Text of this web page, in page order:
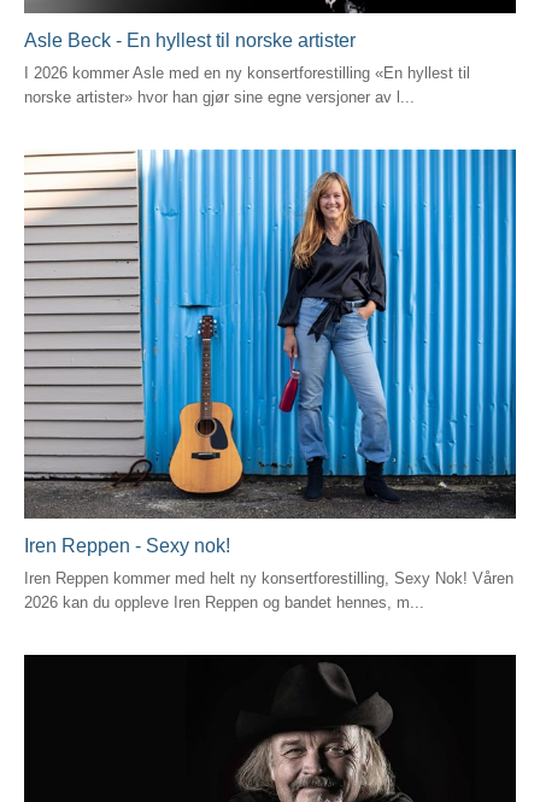
Asle Beck - En hyllest til norske artister
I 2026 kommer Asle med en ny konsertforestilling «En hyllest til
norske artister» hvor han gjør sine egne versjoner av l...
Iren Reppen - Sexy nok!
Iren Reppen kommer med helt ny konsertforestilling, Sexy Nok! Våren
2026 kan du oppleve Iren Reppen og bandet hennes, m...